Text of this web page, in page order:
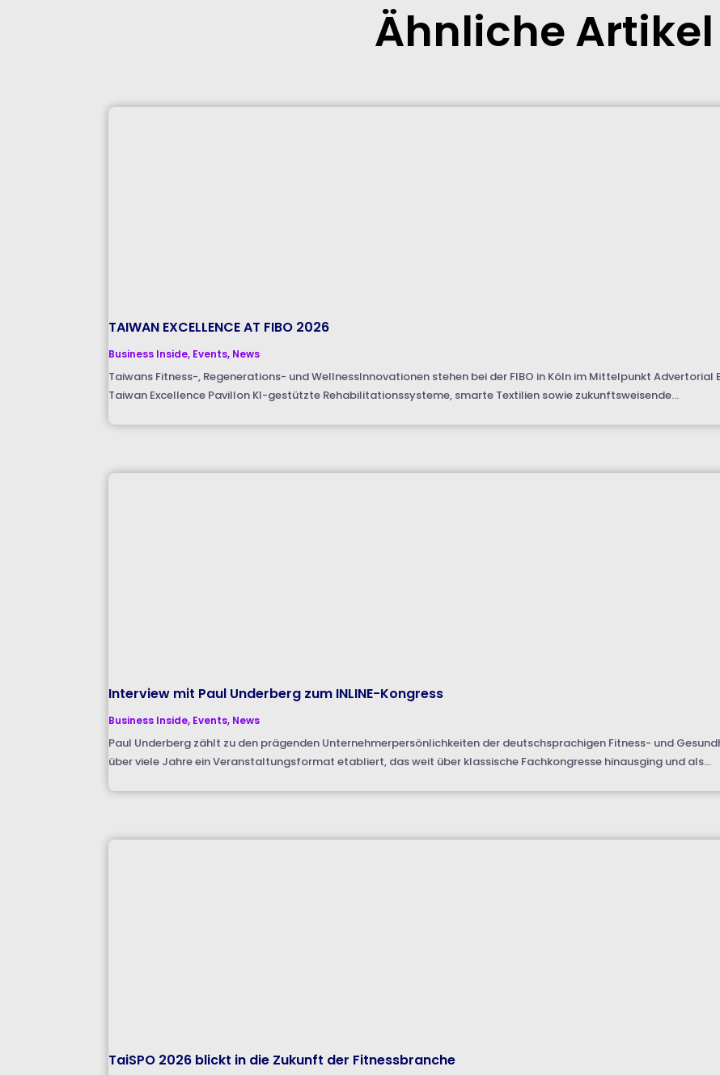
Ähnliche Artikel
TAIWAN EXCELLENCE AT FIBO 2026
Business Inside, Events, News
Taiwans Fitness-, Regenerations- und WellnessInnovationen stehen bei der FIBO in Köln im Mittelpunkt
Taiwan Excellence Pavillon KI-gestützte Rehabilitationssysteme, smarte Textilien sowie zukunftsweisende...
Interview mit Paul Underberg zum INLINE-Kongress
Business Inside, Events, News
Paul Underberg zählt zu den prägenden Unternehmerpersönlichkeiten der deutschsprachigen Fitness- und
über viele Jahre ein Veranstaltungsformat etabliert, das weit über klassische Fachkongresse hinausging und als...
TaiSPO 2026 blickt in die Zukunft der Fitnessbranche